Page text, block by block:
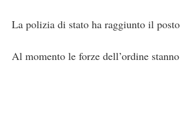
La polizia di stato ha raggiunto il
Al momento le forze dell’ordine